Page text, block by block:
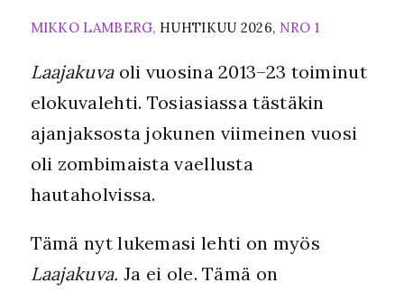
MIKKO LAMBERG, HUHTIKUU 2026, NRO 1
Laajakuvaoli vuosina 2013–23 toiminut
elokuvalehti. Tosiasiassa tästäkin
ajanjaksosta jokunen viimeinen vuosi
oli zombimaista vaellusta
hautaholvissa.
Tämä nyt lukemasi lehti on myös
Laajakuva. Ja ei ole. Tämä on